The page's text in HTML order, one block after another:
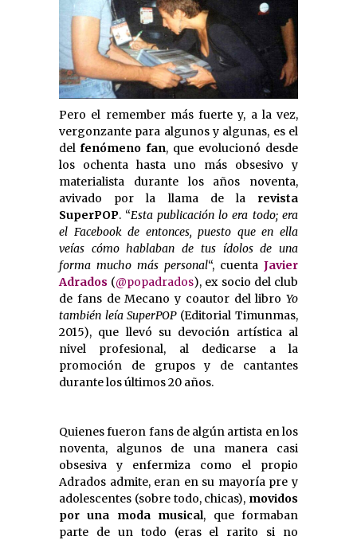
Pero el remember más fuerte y, a la vez,
vergonzante para algunos y algunas, es el
del fenómeno fan, que evolucionó desde
los ochenta hasta uno más obsesivo y
materialista durante los años noventa,
avivado por la llama de la revista
SuperPOP. “Esta publicación lo era todo; era
el Facebook de entonces, puesto que en ella
veías cómo hablaban de tus ídolos de una
forma mucho más personal“, cuenta Javier
Adrados (@popadrados), ex socio del club
de fans de Mecano y coautor del libro Yo
también leía SuperPOP(Editorial Timunmas,
2015), que llevó su devoción artística al
nivel profesional, al dedicarse a la
promoción de grupos y de cantantes
durante los últimos 20 años.
Quienes fueron fans de algún artista en los
noventa, algunos de una manera casi
obsesiva y enfermiza como el propio
Adrados admite, eran en su mayoría pre y
adolescentes (sobre todo, chicas), movidos
por una moda musical, que formaban
parte de un todo (eras el rarito si no